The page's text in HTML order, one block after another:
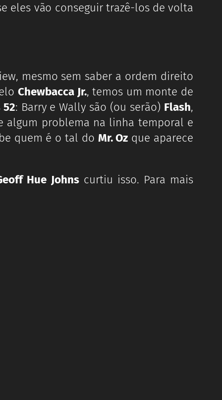
eles vão conseguir trazê-los de volta
mesmo sem saber a ordem direito
Chewbacca Jr., temos um monte de
52: Barry e Wally são (ou serão) Flash,
algum problema na linha temporal e
quem é o tal do Mr. Oz que aparece
Hue Johnscurtiu isso. Para mais